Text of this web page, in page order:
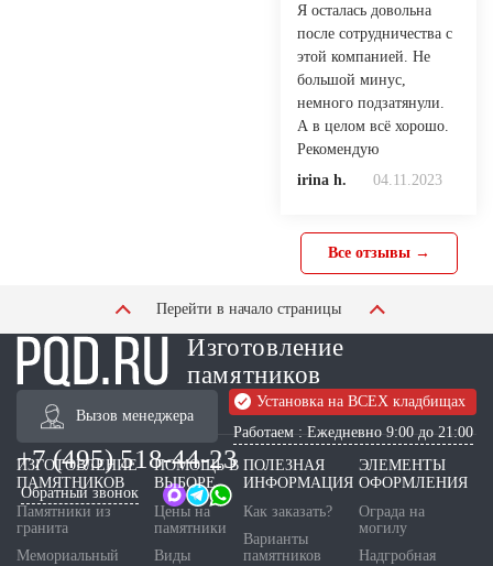
Я осталась довольна
после сотрудничества с
этой компанией. Не
большой минус,
немного подзатянули.
А в целом всё хорошо.
Рекомендую
irina h.
04.11.2023
Все отзывы →
Перейти в начало страницы
Изготовление
памятников
Вызов менеджера
Установка на ВСЕХ кладбищах
Работаем : Ежедневно 9:00 до 21:00
+7 (495) 518-44-23
Обратный звонок
ИЗГОТОВЛЕНИЕ
ПАМЯТНИКОВ
Памятники из
гранита
Мемориальный
ПОМОЩЬ В
ВЫБОРЕ
Цены на
памятники
Виды
ПОЛЕЗНАЯ
ИНФОРМАЦИЯ
Как заказать?
Варианты
памятников
ЭЛЕМЕНТЫ
ОФОРМЛЕНИЯ
Ограда на
могилу
Надгробная